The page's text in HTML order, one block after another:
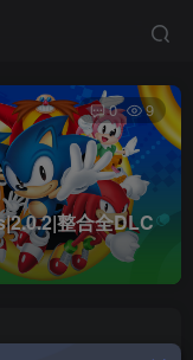
整合全DLC
0 9